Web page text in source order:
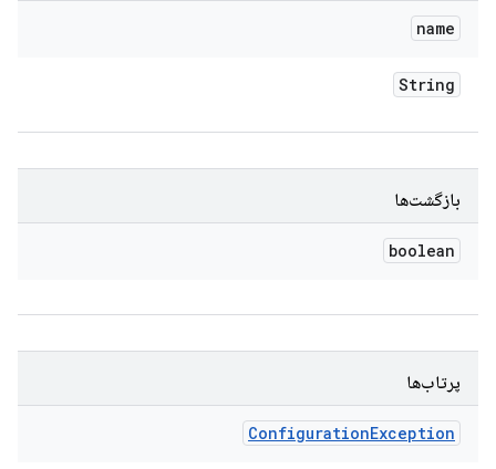
name
String
بازگشت‌ها
boolean
پرتاب‌ها
ConfigurationException